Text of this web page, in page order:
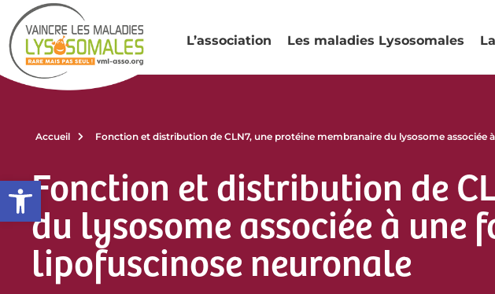
Ouvrir la barre d’outils
L’association Les maladies Lysosomales
Accueil Fonction et distribution de CLN7, une protéine membranaire du lysosome
Fonction et distribution de
du lysosome associée à
lipofuscinose neuronale